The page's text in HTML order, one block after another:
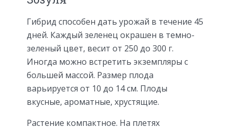
Гибрид способен дать урожай в течение 45
дней. Каждый зеленец окрашен в темно-
зеленый цвет, весит от 250 до 300 г.
Иногда можно встретить экземпляры с
большей массой. Размер плода
варьируется от 10 до 14 см. Плоды
вкусные, ароматные, хрустящие.
Растение компактное. На плетях